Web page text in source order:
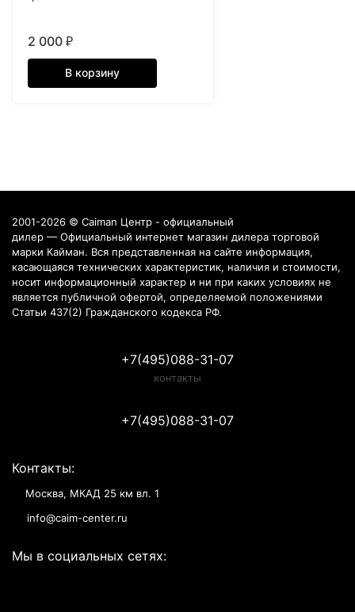
2 000 ₽
В корзину
2001-2026 © Caiman Центр - официальный
дилер — Официальный интернет магазин дилера торговой
марки Кайман. Вся представленная на сайте информация,
касающаяся технических характеристик, наличия и стоимости,
носит информационный характер и ни при каких условиях не
является публичной офертой, определяемой положениями
Статьи 437(2) Гражданского кодекса РФ.
+7(495)088-31-07
контакты
+7(495)088-31-07
Контакты:
Москва, МКАД 25 км вл. 1
info@caim-center.ru
Мы в социальных сетях: